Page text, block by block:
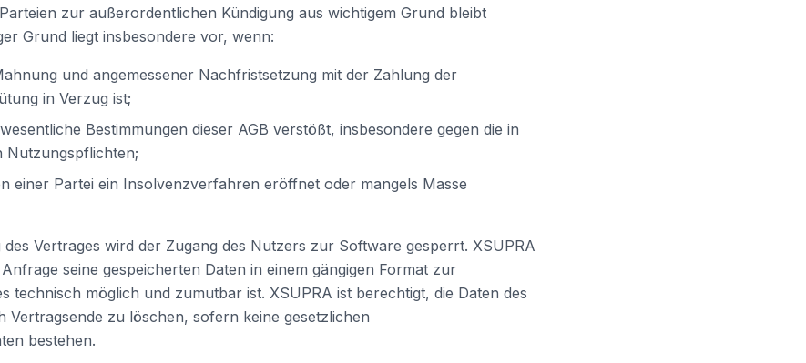
zur außerordentlichen Kündigung aus wichtigem Grund bleibt
Grund liegt insbesondere vor, wenn:
und angemessener Nachfristsetzung mit der Zahlung der
in Verzug ist;
Bestimmungen dieser AGB verstößt, insbesondere gegen die in
Nutzungspflichten;
einer Partei ein Insolvenzverfahren eröffnet oder mangels Masse
Vertrages wird der Zugang des Nutzers zur Software gesperrt. XSUPRA
seine gespeicherten Daten in einem gängigen Format zur
technisch möglich und zumutbar ist. XSUPRA ist berechtigt, die Daten des
Vertragsende zu löschen, sofern keine gesetzlichen
bestehen.